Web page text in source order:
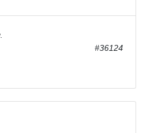
#36124